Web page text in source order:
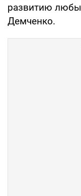
развитию
Демченко.